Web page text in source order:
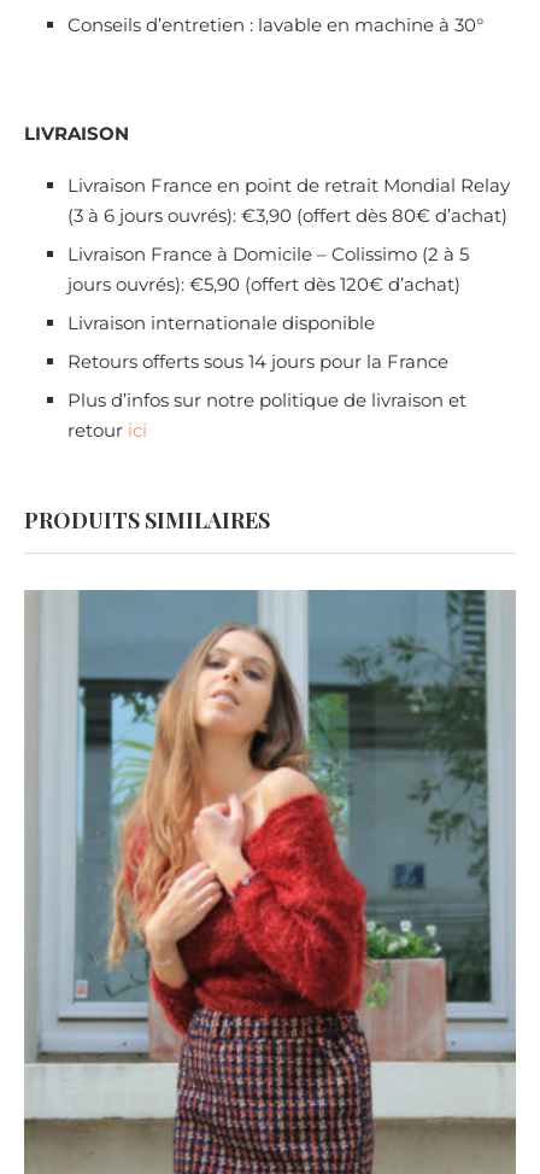
Conseils d’entretien : lavable en machine à 30°
LIVRAISON
Livraison France en point de retrait Mondial Relay
(3 à 6 jours ouvrés): €3,90 (offert dès 80€ d’achat)
Livraison France à Domicile – Colissimo (2 à 5
jours ouvrés): €5,90 (offert dès 120€ d’achat)
Livraison internationale disponible
Retours offerts sous 14 jours pour la France
Plus d’infos sur notre politique de livraison et
retour ici
PRODUITS SIMILAIRES